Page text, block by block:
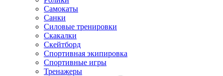
Самокаты
Санки
Силовые тренировки
Скакалки
Скейтборд
Спортивная экипировка
Спортивные игры
Тренажеры